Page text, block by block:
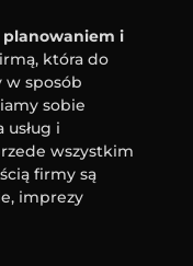
planowaniem i
która do
w sposób
sobie
i
wszystkim
firmy są
imprezy